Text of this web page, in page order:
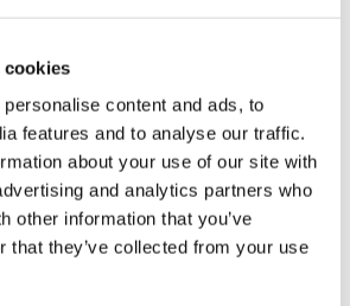
cookies
content and ads, to
features and to analyse our traffic.
about your use of our site with
and analytics partners who
other information that you’ve
that they’ve collected from your use